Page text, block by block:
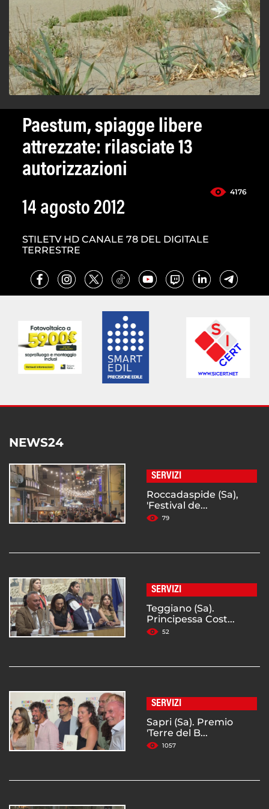
Paestum, spiagge libere
attrezzate: rilasciate 13
autorizzazioni
4176
14 agosto 2012
STILETV HD CANALE 78 DEL DIGITALE
TERRESTRE
NEWS24
SERVIZI
Roccadaspide (Sa),
'Festival de...
79
SERVIZI
Teggiano (Sa).
Principessa Cost...
52
SERVIZI
Sapri (Sa). Premio
'Terre del B...
1057